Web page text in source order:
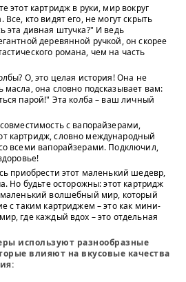
этот картридж в руки, мир вокруг
кто видят его, не могут скрыть
эта дивная штучка?" И ведь
деревянной ручкой, он скорее
романа, чем на часть
О, это целая история! Она не
масла, она словно подсказывает вам:
парой!" Эта колба – ваш личный
с вапорайзерами,
картридж, словно международный
всеми вапорайзерами. Подключил,
приобрести этот маленький шедевр,
Но будьте осторожны: этот картридж
маленький волшебный мир, который
с таким картриджем – это как мини-
где каждый вдох – это отдельная
используют разнообразные
влияют на вкусовые качества